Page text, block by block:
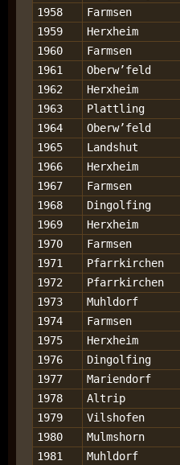
1958
Farmsen
1959
Herxheim
1960
Farmsen
1961
Oberw’feld
1962
Herxheim
1963
Plattling
1964
Oberw’feld
1965
Landshut
1966
Herxheim
1967
Farmsen
1968
Dingolfing
1969
Herxheim
1970
Farmsen
1971
Pfarrkirchen
1972
Pfarrkirchen
1973
Muhldorf
1974
Farmsen
1975
Herxheim
1976
Dingolfing
1977
Mariendorf
1978
Altrip
1979
Vilshofen
1980
Mulmshorn
1981
Muhldorf